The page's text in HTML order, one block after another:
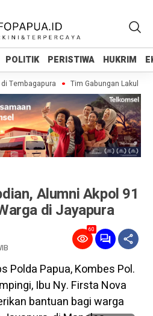
POLITIK PERISTIWA HUKRIM
POLITIK PERISTIWA HUKRIM
Tembagapura Tim Gabungan Lakukan
Alumni Akpol 91
di Jayapura
60